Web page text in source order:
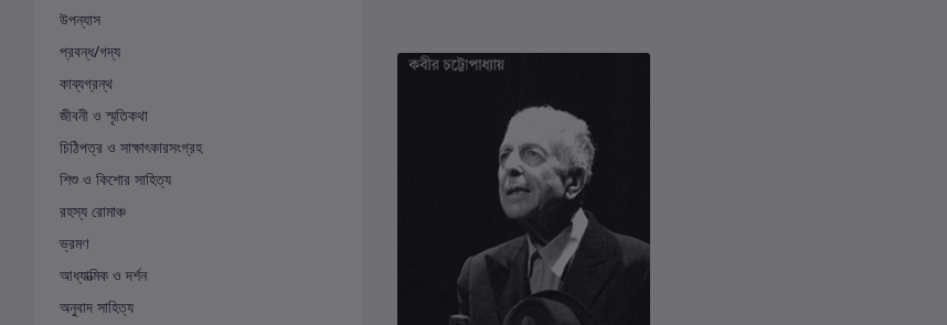
উপন্যাস
প্রবন্ধ/গদ্য
কাব্যগ্রন্থ
জীবনী ও স্মৃতিকথা
চিঠিপত্র ও সাক্ষাৎকারসংগ্রহ
শিশু ও কিশোর সাহিত্য
রহস্য রোমাঞ্চ
ভ্রমণ
আধ্যাত্মিক ও দর্শন
অনুবাদ সাহিত্য